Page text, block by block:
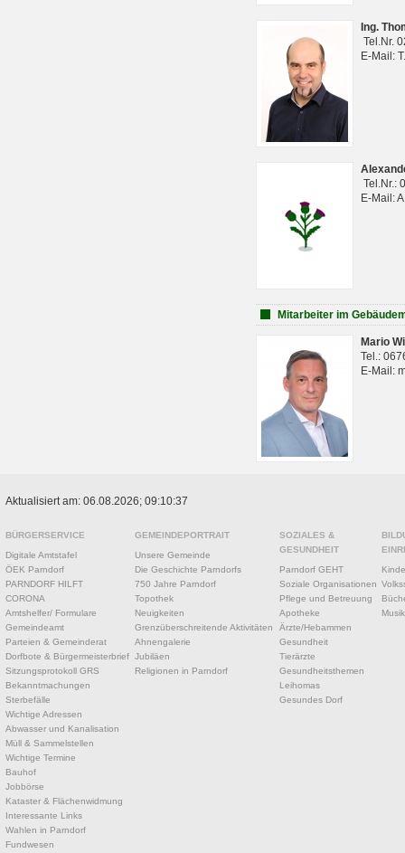
Ing.
Tel.Nr.
E-Mail:
Tel.Nr.:
E-Mail:
Mitarbeiter im
Mario
Tel.:
E-Mail:
Aktualisiert am: 06.08.2026; 09:10:37
BÜRGERSERVICE
Digitale Amtstafel
ÖEK Parndorf
PARNDORF HILFT
CORONA
Amtshelfer/ Formulare
Gemeindeamt
Parteien & Gemeinderat
Dorfbote & Bürgermeisterbrief
Sitzungsprotokoll GRS
Bekanntmachungen
Sterbefälle
Wichtige Adressen
Abwasser und Kanalisation
Müll & Sammelstellen
Wichtige Termine
Bauhof
Jobbörse
Kataster & Flächenwidmung
Interessante Links
Wahlen in Parndorf
Fundwesen
GEMEINDEPORTRAIT
Unsere Gemeinde
Die Geschichte Parndorfs
750 Jahre Parndorf
Topothek
Neuigkeiten
Grenzüberschreitende Aktivitäten
Ahnengalerie
Jubiläen
Religionen in Parndorf
SOZIALES &
GESUNDHEIT
Parndorf GEHT
Soziale Organisationen
Pflege und Betreuung
Apotheke
Ärzte/Hebammen
Gesundheit
Tierärzte
Gesundheitsthemen
Leihomas
Gesundes Dorf